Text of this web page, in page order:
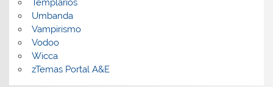
Templarios
Umbanda
Vampirismo
Vodoo
Wicca
zTemas Portal A&E